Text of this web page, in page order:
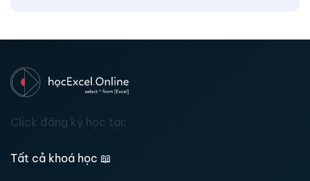
Click đăng ký học tại:
Tất cả khoá học 📖